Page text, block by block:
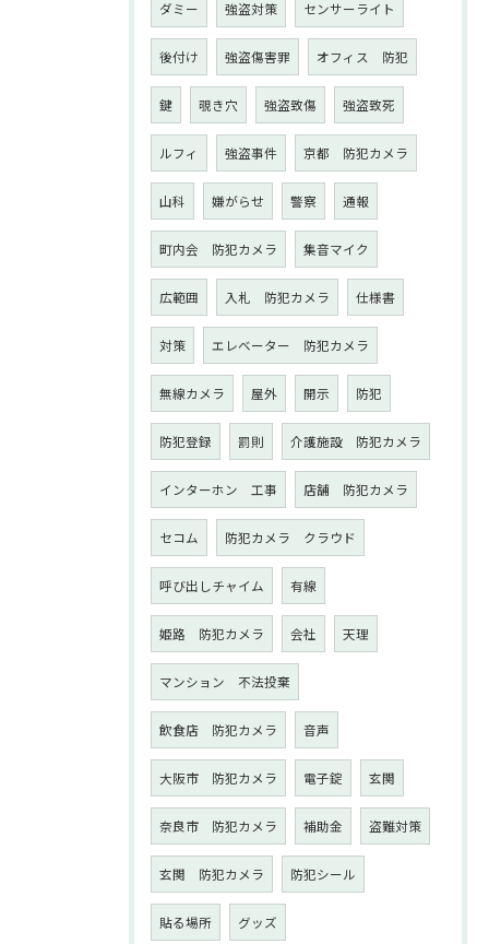
ダミー 強盗対策 センサーライト
後付け 強盗傷害罪 オフィス 防犯
鍵 覗き穴 強盗致傷 強盗致死
ルフィ 強盗事件 京都 防犯カメラ
山科 嫌がらせ 警察 通報
町内会 防犯カメラ 集音マイク
広範囲 入札 防犯カメラ 仕様書
対策 エレベーター 防犯カメラ
無線カメラ 屋外 開示 防犯
防犯登録 罰則 介護施設 防犯カメラ
インターホン 工事 店舗 防犯カメラ
セコム 防犯カメラ クラウド
呼び出しチャイム 有線
姫路 防犯カメラ 会社 天理
マンション 不法投棄
飲食店 防犯カメラ 音声
大阪市 防犯カメラ 電子錠 玄関
奈良市 防犯カメラ 補助金 盗難対策
玄関 防犯カメラ 防犯シール
貼る場所 グッズ